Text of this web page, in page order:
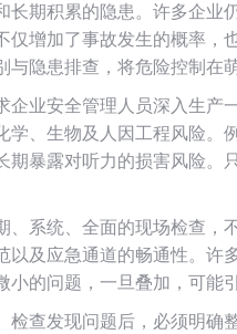
期积累的隐患。许多企业
增加了事故发生的概率，
隐患排查，将危险控制在
业安全管理人员深入生产
、生物及人因工程风险。
暴露对听力的损害风险。
系统、全面的现场检查，
及应急通道的畅通性。许
的问题，一旦叠加，可能
查发现问题后，必须明确